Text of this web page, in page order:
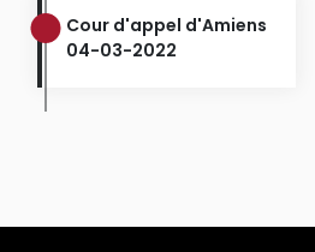
Cour d'appel d'Amiens
04-03-2022